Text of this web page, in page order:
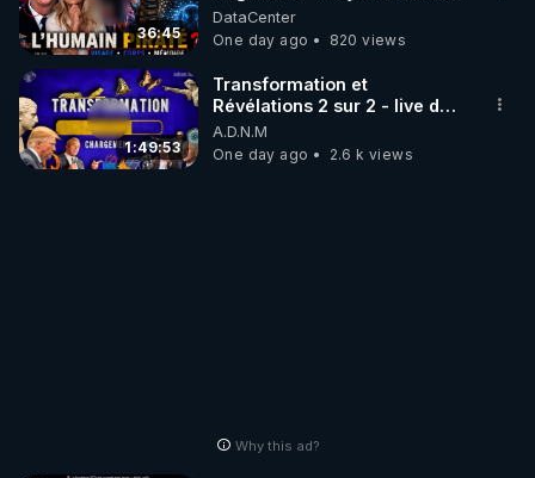
36:45
AI - Bienvenue dans la
dystopie - Mazikeen
DataCenter
One day ago
820 views
1:49:53
Transformation et
Révélations 2 sur 2 - live du
07/08/26
A.D.N.M
One day ago
2.6 k views
Why this ad?